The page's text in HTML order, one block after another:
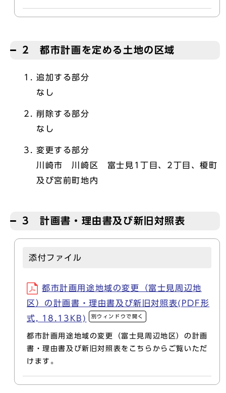
2 都市計画を定める土地の区域
追加する部分
なし
削除する部分
なし
変更する部分
川崎市 川崎区 富士見1丁目、2丁目、榎町
及び宮前町地内
3 計画書・理由書及び新旧対照表
添付ファイル
都市計画用途地域の変更（富士見周辺地
区）の計画書・理由書及び新旧対照表(PDF形
式, 18.13KB)
別ウィンドウで開く
都市計画用途地域の変更（富士見周辺地区）の計画
書・理由書及び新旧対照表をこちらからご覧いただ
けます。